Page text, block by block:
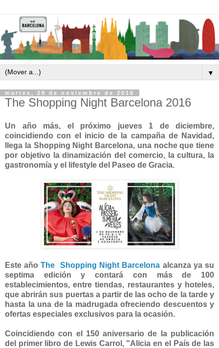
▼
martes, 29 de noviembre de 2016
The Shopping Night Barcelona 2016
Un año más, el próximo jueves 1 de diciembre,
coincidiendo con el inicio de la campaña de Navidad,
llega la Shopping Night Barcelona, una noche que tiene
por objetivo la dinamización del comercio, la cultura, la
gastronomía y el lifestyle del Paseo de Gracia.
Este añoThe Shopping Night Barcelona alcanza ya su
septima edición y contará con más de 100
establecimientos, entre tiendas, restaurantes y hoteles,
que abrirán sus puertas a partir de las ocho de la tarde y
hasta la una de la madrugada ofreciendo descuentos y
ofertas especiales exclusivos para la ocasión.
Coincidiendo con el 150 aniversario de la publicación
del primer libro de Lewis Carrol, "Alicia en el País de las